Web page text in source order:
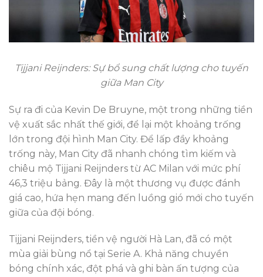
Tijjani Reijnders: Sự bổ sung chất lượng cho tuyến
giữa Man City
Sự ra đi của Kevin De Bruyne, một trong những tiền
vệ xuất sắc nhất thế giới, để lại một khoảng trống
lớn trong đội hình Man City. Để lấp đầy khoảng
trống này, Man City đã nhanh chóng tìm kiếm và
chiêu mộ Tijjani Reijnders từ AC Milan với mức phí
46,3 triệu bảng. Đây là một thương vụ được đánh
giá cao, hứa hẹn mang đến luồng gió mới cho tuyến
giữa của đội bóng.
Tijjani Reijnders, tiền vệ người Hà Lan, đã có một
mùa giải bùng nổ tại Serie A. Khả năng chuyền
bóng chính xác, đột phá và ghi bàn ấn tượng của